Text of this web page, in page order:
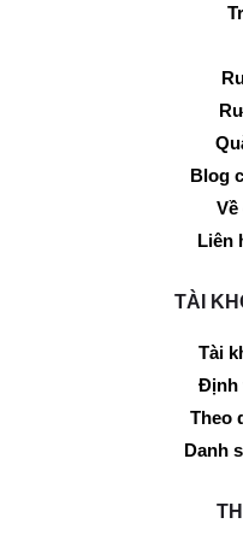
Blog
Liên
TÀI
Tài
Định
Theo
Danh